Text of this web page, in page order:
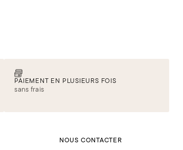
PAIEMENT EN PLUSIEURS FOIS
sans frais
NOUS CONTACTER